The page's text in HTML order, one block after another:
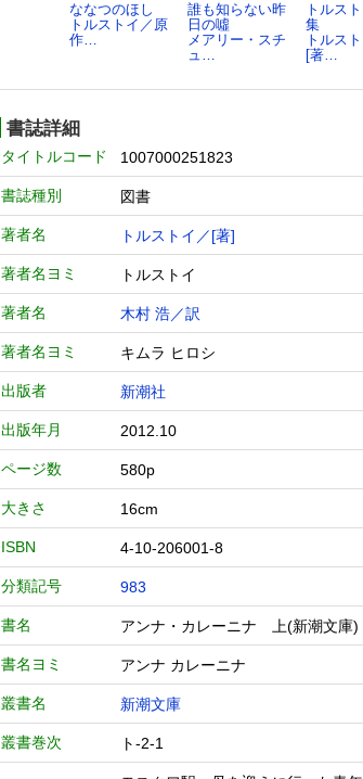
ななつのほし
トルストイ／原
作…
誰も知らない昨
日の噓
メアリー・スチ
ュ…
トルス
集
トルス
[著…
書誌詳細
タイトルコード 1007000251823
書誌種別 図書
著者名 トルストイ／[著]
著者名ヨミ トルストイ
著者名 木村 浩／訳
著者名ヨミ キムラ ヒロシ
出版者 新潮社
出版年月 2012.10
ページ数 580p
大きさ 16cm
ISBN 4-10-206001-8
分類記号 983
書名 アンナ・カレーニナ 上(新潮
書名ヨミ アンナ カレーニナ
叢書名 新潮文庫
叢書巻次 ト-2-1